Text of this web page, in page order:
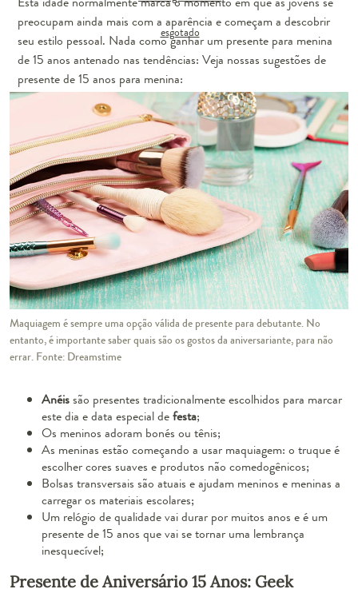
esgotado
preocupam ainda mais com a aparência ecomeçam a descobrir
seu estilo pessoal. Nada como ganhar um presente para menina
de 15 anos antenado nas tendências: Veja nossas sugestões de
presente de 15 anos para menina:
Maquiagem é sempre uma opção válida de presente para debutante. No
entanto, é importante saber quais são os gostos da aniversariante, para não
errar. Fonte: Dreamstime
Anéissão presentes tradicionalmente escolhidos para marcar
este dia e data especial defesta;
Os meninos adoram bonés ou tênis;
As meninas estão começando a usar maquiagem: o truque é
escolher cores suaves e produtos não comedogênicos;
Bolsas transversais são atuais e ajudam meninos e meninas a
carregar os materiais escolares;
Um relógio de qualidade vai durar por muitos anos e é um
presente de 15 anos que vai se tornar uma lembrança
inesquecível;
Presente de Aniversário 15 Anos: Geek